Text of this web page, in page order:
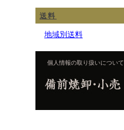
送料
地域別送料
個人情報の取り扱いについて